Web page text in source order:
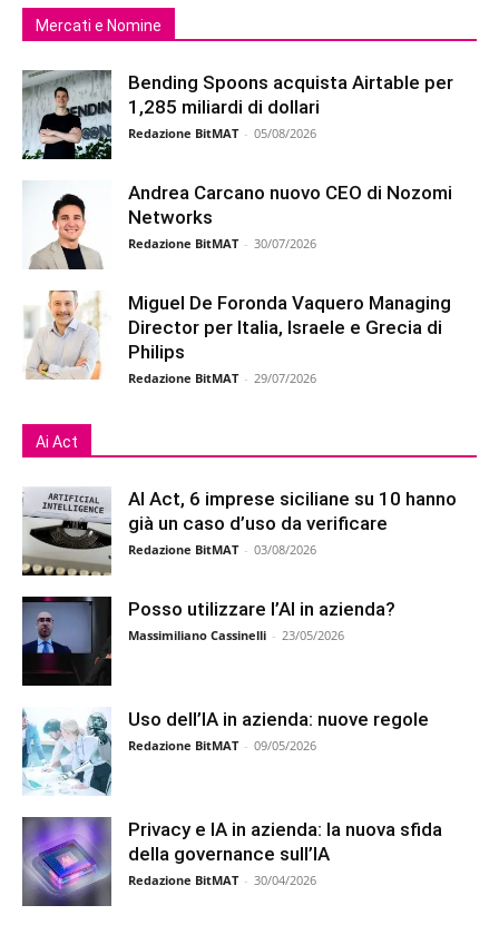
Mercati e Nomine
Bending Spoons acquista Airtable per
1,285 miliardi di dollari
Redazione BitMAT - 05/08/2026
Andrea Carcano nuovo CEO di Nozomi
Networks
Redazione BitMAT - 30/07/2026
Miguel De Foronda Vaquero Managing
Director per Italia, Israele e Grecia di
Philips
Redazione BitMAT - 29/07/2026
Ai Act
AI Act, 6 imprese siciliane su 10 hanno
già un caso d’uso da verificare
Redazione BitMAT - 03/08/2026
Posso utilizzare l’AI in azienda?
Massimiliano Cassinelli - 23/05/2026
Uso dell’IA in azienda: nuove regole
Redazione BitMAT - 09/05/2026
Privacy e IA in azienda: la nuova sfida
della governance sull’IA
Redazione BitMAT - 30/04/2026